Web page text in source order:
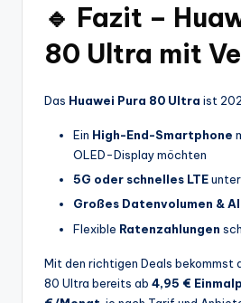
🔹 Fazit –
80 Ultra mit
Das Huawei Pura 80 Ultra ist
Ein High-End-Smartphone
OLED-Display möchten
5G oder schnelles LTE
Großes Datenvolumen &
Flexible Ratenzahlungen
Mit den richtigen Deals bekommst
80 Ultra bereits ab 4,95 €